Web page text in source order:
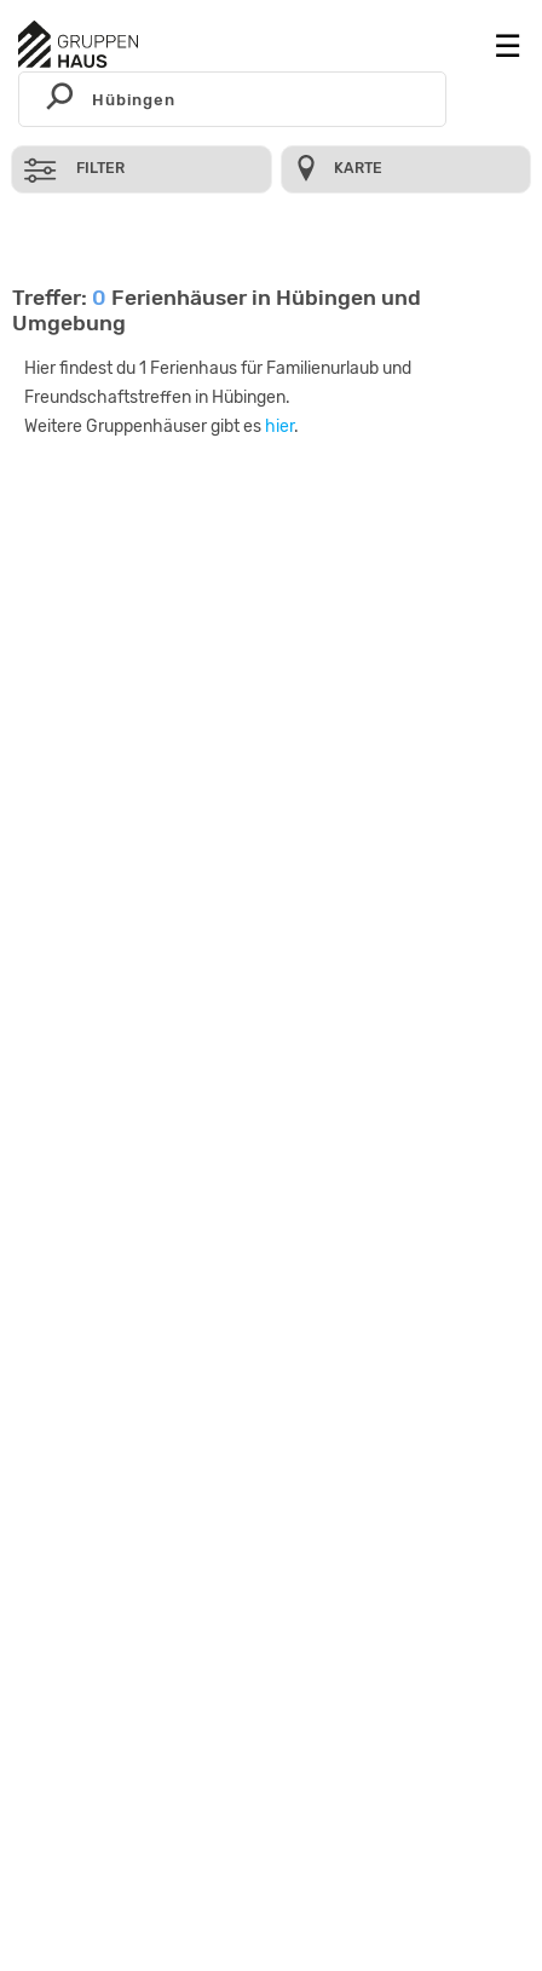
FILTER KARTE
Treffer: 0 Ferienhäuser in Hübingen und
Umgebung
Hier findest du 1 Ferienhaus für Familienurlaub und
Freundschaftstreffen in Hübingen.
Weitere Gruppenhäuser gibt es hier.